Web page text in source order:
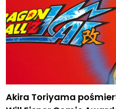
Akira Toriyama